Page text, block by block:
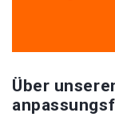
Über